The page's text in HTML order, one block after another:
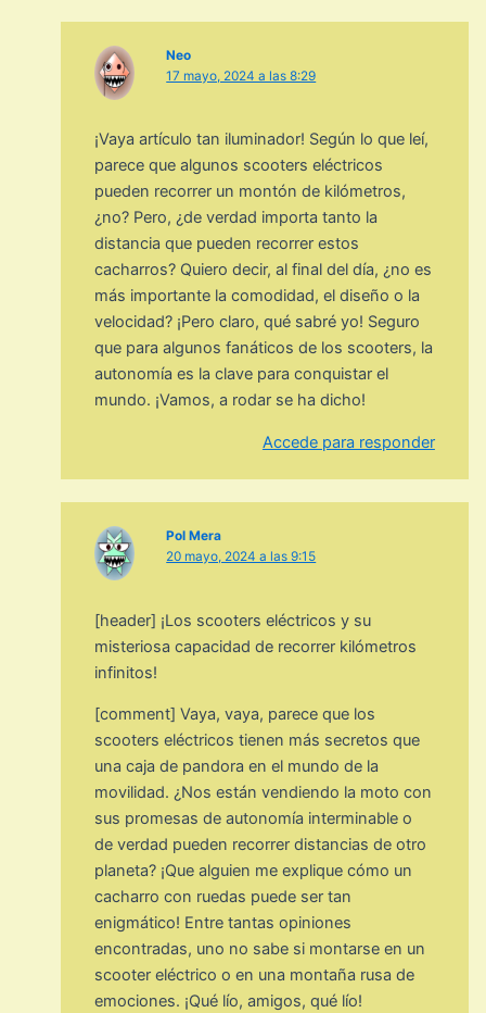
Neo
17 mayo, 2024 a las 8:29
¡Vaya artículo tan iluminador! Según lo que leí,
parece que algunos scooters eléctricos
pueden recorrer un montón de kilómetros,
¿no? Pero, ¿de verdad importa tanto la
distancia que pueden recorrer estos
cacharros? Quiero decir, al final del día, ¿no es
más importante la comodidad, el diseño o la
velocidad? ¡Pero claro, qué sabré yo! Seguro
que para algunos fanáticos de los scooters, la
autonomía es la clave para conquistar el
mundo. ¡Vamos, a rodar se ha dicho!
Accede para responder
Pol Mera
20 mayo, 2024 a las 9:15
[header] ¡Los scooters eléctricos y su
misteriosa capacidad de recorrer kilómetros
infinitos!
[comment] Vaya, vaya, parece que los
scooters eléctricos tienen más secretos que
una caja de pandora en el mundo de la
movilidad. ¿Nos están vendiendo la moto con
sus promesas de autonomía interminable o
de verdad pueden recorrer distancias de otro
planeta? ¡Que alguien me explique cómo un
cacharro con ruedas puede ser tan
enigmático! Entre tantas opiniones
encontradas, uno no sabe si montarse en un
scooter eléctrico o en una montaña rusa de
emociones. ¡Qué lío, amigos, qué lío!